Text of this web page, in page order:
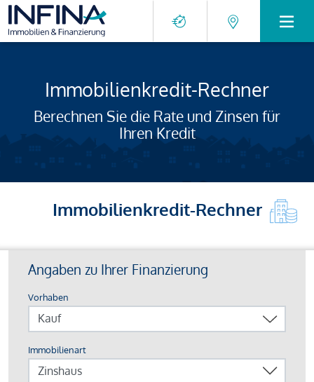
Immobilienkredit-Rechner
Berechnen Sie die Rate und Zinsen für
Ihren Kredit
Immobilienkredit-Rechner